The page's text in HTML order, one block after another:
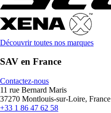
Découvrir toutes nos marques
SAV en France
Contactez-nous
11 rue Bernard Maris
37270 Montlouis-sur-Loire, France
+33 1 86 47 62 58